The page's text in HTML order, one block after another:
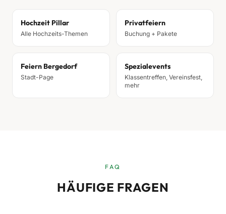
Hochzeit Pillar
Alle Hochzeits-Themen
Privatfeiern
Buchung + Pakete
Feiern Bergedorf
Stadt-Page
Spezialevents
Klassentreffen, Vereinsfest,
mehr
FAQ
HÄUFIGE FRAGEN